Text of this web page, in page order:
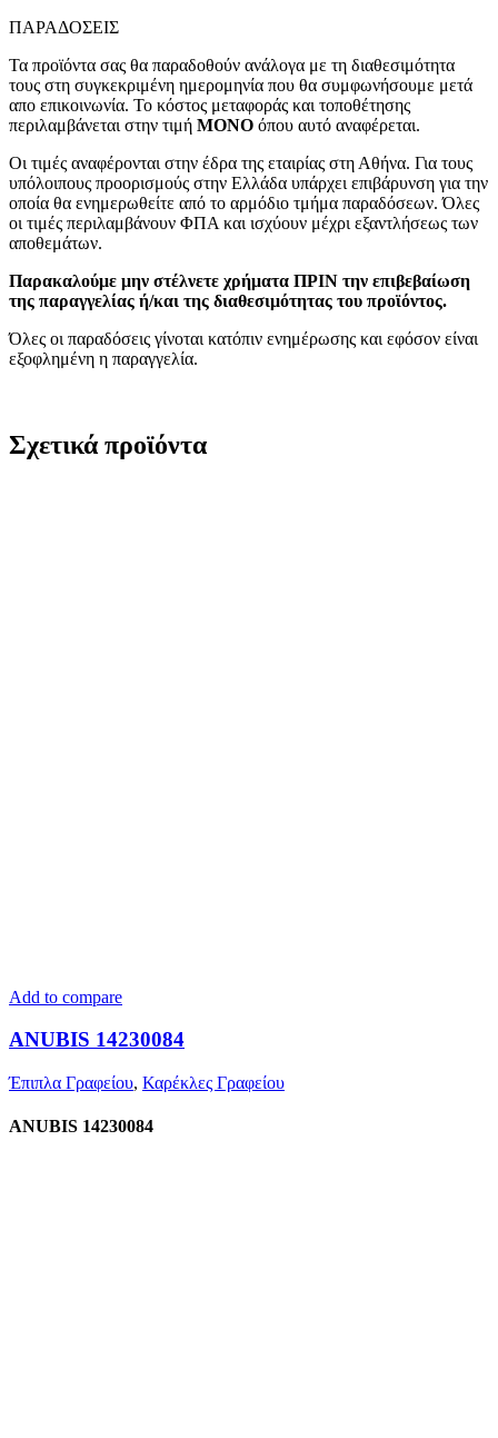
ΠΑΡΑΔΟΣΕΙΣ
Τα προϊόντα σας θα παραδοθούν ανάλογα με τη διαθεσιμότητα
τους στη συγκεκριμένη ημερομηνία που θα συμφωνήσουμε μετά
απο επικοινωνία. Το κόστος μεταφοράς και τοποθέτησης
περιλαμβάνεται στην τιμή MONO όπου αυτό αναφέρεται.
Οι τιμές αναφέρονται στην έδρα της εταιρίας στη Αθήνα. Για τους
υπόλοιπους προορισμούς στην Ελλάδα υπάρχει επιβάρυνση για την
οποία θα ενημερωθείτε από το αρμόδιο τμήμα παραδόσεων. Όλες
οι τιμές περιλαμβάνουν ΦΠΑ και ισχύουν μέχρι εξαντλήσεως των
αποθεμάτων.
Παρακαλούμε μην στέλνετε χρήματα ΠΡΙΝ την επιβεβαίωση
της παραγγελίας ή/και της διαθεσιμότητας του προϊόντος.
Όλες οι παραδόσεις γίνοται κατόπιν ενημέρωσης και εφόσον είναι
εξοφλημένη η παραγγελία.
Σχετικά προϊόντα
Add to compare
ANUBIS 14230084
Έπιπλα Γραφείου, Καρέκλες Γραφείου
ANUBIS 14230084